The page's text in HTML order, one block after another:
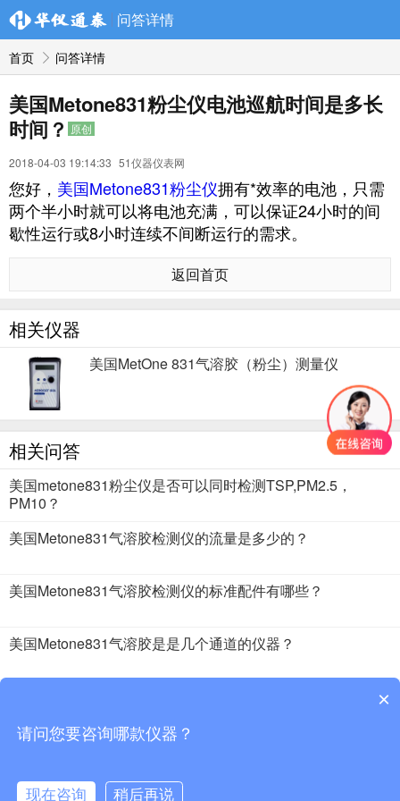
问答详情
首页 问答详情
美国Metone831粉尘仪电池巡航时间是多长
时间？ 原创
2018-04-03 19:14:33 51仪器仪表网
您好， 美国Metone831粉尘仪拥有*效率的电池，只需
两个半小时就可以将电池充满，可以保证24小时的间
歇性运行或8小时连续不间断运行的需求。
返回首页
相关仪器
美国MetOne 831气溶胶（粉尘）测量仪
相关问答
美国metone831粉尘仪是否可以同时检测TSP,PM2.5，
PM10？
美国Metone831气溶胶检测仪的流量是多少的？
美国Metone831气溶胶检测仪的标准配件有哪些？
美国Metone831气溶胶是是几个通道的仪器？
×
请问您要咨询哪款仪器？
现在咨询 稍后再说